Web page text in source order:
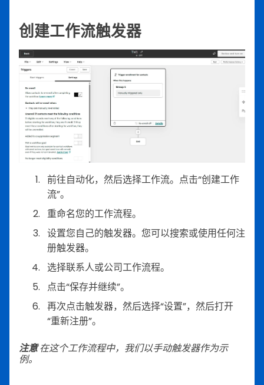
创建工作流触发器
前往自动化，然后选择工作流。点击“创建工作
流”。
重命名您的工作流程。
设置您自己的触发器。您可以搜索或使用任何注
册触发器。
选择联系人或公司工作流程。
点击“保存并继续”。
再次点击触发器，然后选择“设置”，然后打开
“重新注册”。
注意在这个工作流程中，我们以手动触发器作为示
例。